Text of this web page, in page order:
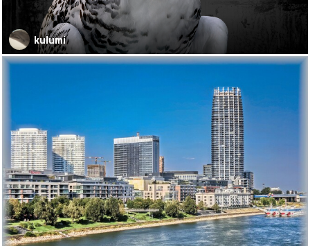
kulumi